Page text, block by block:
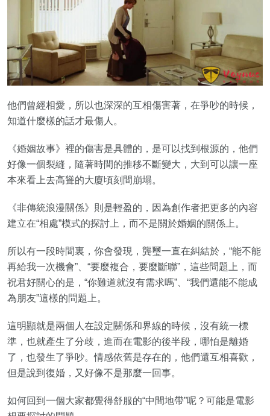
他們曾經相愛，所以也深深的互相傷害著，在爭吵的時候，
知道什麼樣的話才最傷人。
《婚姻故事》裡的傷害是具體的，是可以找到根源的，他們
好像一個裂縫，隨著時間的推移不斷變大，大到可以讓一座
本來看上去高聳的大廈頃刻間崩塌。
《非傳統浪漫關係》則是輕盈的，因為創作者把更多的內容
建立在“相處”模式的探討上，而不是關於婚姻的關係上。
所以有一段時間裏，你會發現，龔璽一直在糾結於，“能不能
再給我一次機會”、“要麼複合，要麼斷聯”，這些問題上，而
祝君好關心的是，“你難道就沒有需求嗎”、“我們還能不能成
為朋友”這樣的問題上。
這明顯就是兩個人在設定關係和界線的時候，沒有統一標
準，也就產生了分歧，進而在電影的後半段，哪怕是離婚
了，也發生了爭吵。情感依舊是存在的，他們還互相喜歡，
但是說到復婚，又好像不是那麼一回事。
如何回到一個大家都覺得舒服的“中間地帶”呢？可能是電影